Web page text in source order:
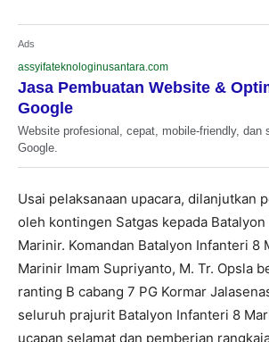
Ads
assyifateknologinusantara.com
Jasa Pembuatan Website &
Google
Website profesional, cepat, mobile-friendly, dan
Google.
Usai pelaksanaan upacara, dilanjutkan
oleh kontingen Satgas kepada
Marinir. Komandan Batalyon Infanteri 8
Marinir Imam Supriyanto, M. Tr. Opsla
ranting B cabang 7 PG Kormar
seluruh prajurit Batalyon Infanteri 8
ucapan selamat dan pemberian